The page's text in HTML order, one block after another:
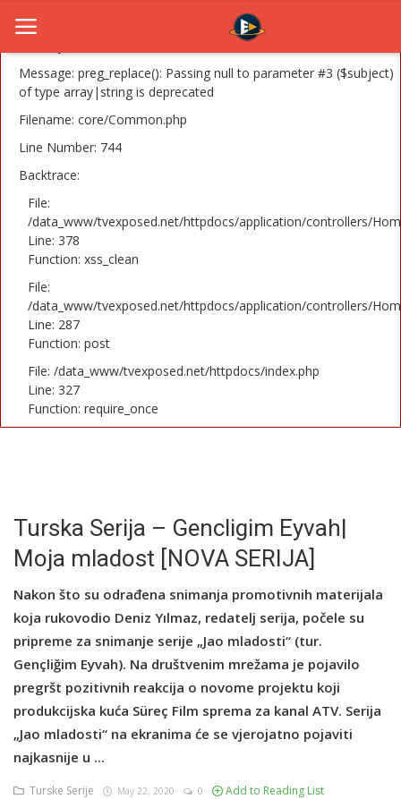
A PHP Error was encountered
Message: preg_replace(): Passing null to parameter #3 ($subject)
of type array|string is deprecated
Filename: core/Common.php
Line Number: 744
Backtrace:
File:
/data_www/tvexposed.net/httpdocs/application/controllers/
Line: 378
Function: xss_clean
File:
/data_www/tvexposed.net/httpdocs/application/controllers/
Line: 287
Function: post
File: /data_www/tvexposed.net/httpdocs/index.php
Line: 327
Function: require_once
Home
TV Serije
Filmovi
Glumci
Contact
Register
Turska Serija – Gencligim Eyvah|
Moja mladost [NOVA SERIJA]
Nakon što su odrađena snimanja promotivnih materijala
koja rukovodio Deniz Yılmaz, redatelj serija, počele su
pripreme za snimanje serije „Jao mladosti“ (tur.
Gençliğim Eyvah). Na društvenim mrežama je pojavilo
pregršt pozitivnih reakcija o novome projektu koji
produkcijska kuća Süreç Film sprema za kanal ATV. Serija
„Jao mladosti“ na ekranima će se vjerojatno pojaviti
najkasnije u ...
Turske Serije May 22, 2020 0 Add to Reading List